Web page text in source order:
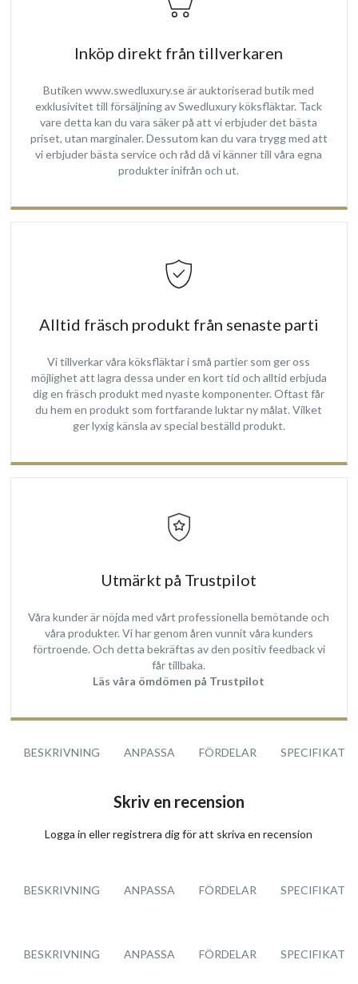
Inköp direkt från tillverkaren
Butiken www.swedluxury.se är auktoriserad butik med
exklusivitet till försäljning av Swedluxury köksfläktar. Tack
vare detta kan du vara säker på att vi erbjuder det bästa
priset, utan marginaler. Dessutom kan du vara trygg med att
vi erbjuder bästa service och råd då vi känner till våra egna
produkter inifrån och ut.
Alltid fräsch produkt från senaste parti
Vi tillverkar våra köksfläktar i små partier som ger oss
möjlighet att lagra dessa under en kort tid och alltid erbjuda
dig en fräsch produkt med nyaste komponenter. Oftast får
du hem en produkt som fortfarande luktar ny målat. Vilket
ger lyxig känsla av special beställd produkt.
Utmärkt på Trustpilot
Våra kunder är nöjda med vårt professionella bemötande och
våra produkter. Vi har genom åren vunnit våra kunders
förtroende. Och detta bekräftas av den positiv feedback vi
får tillbaka.
Läs våra ömdömen på Trustpilot
BESKRIVNING ANPASSA FÖRDELAR
Skriv en recension
Logga in ellerregistrera digför att skriva en recension
BESKRIVNING ANPASSA FÖRDELAR
BESKRIVNING ANPASSA FÖRDELAR